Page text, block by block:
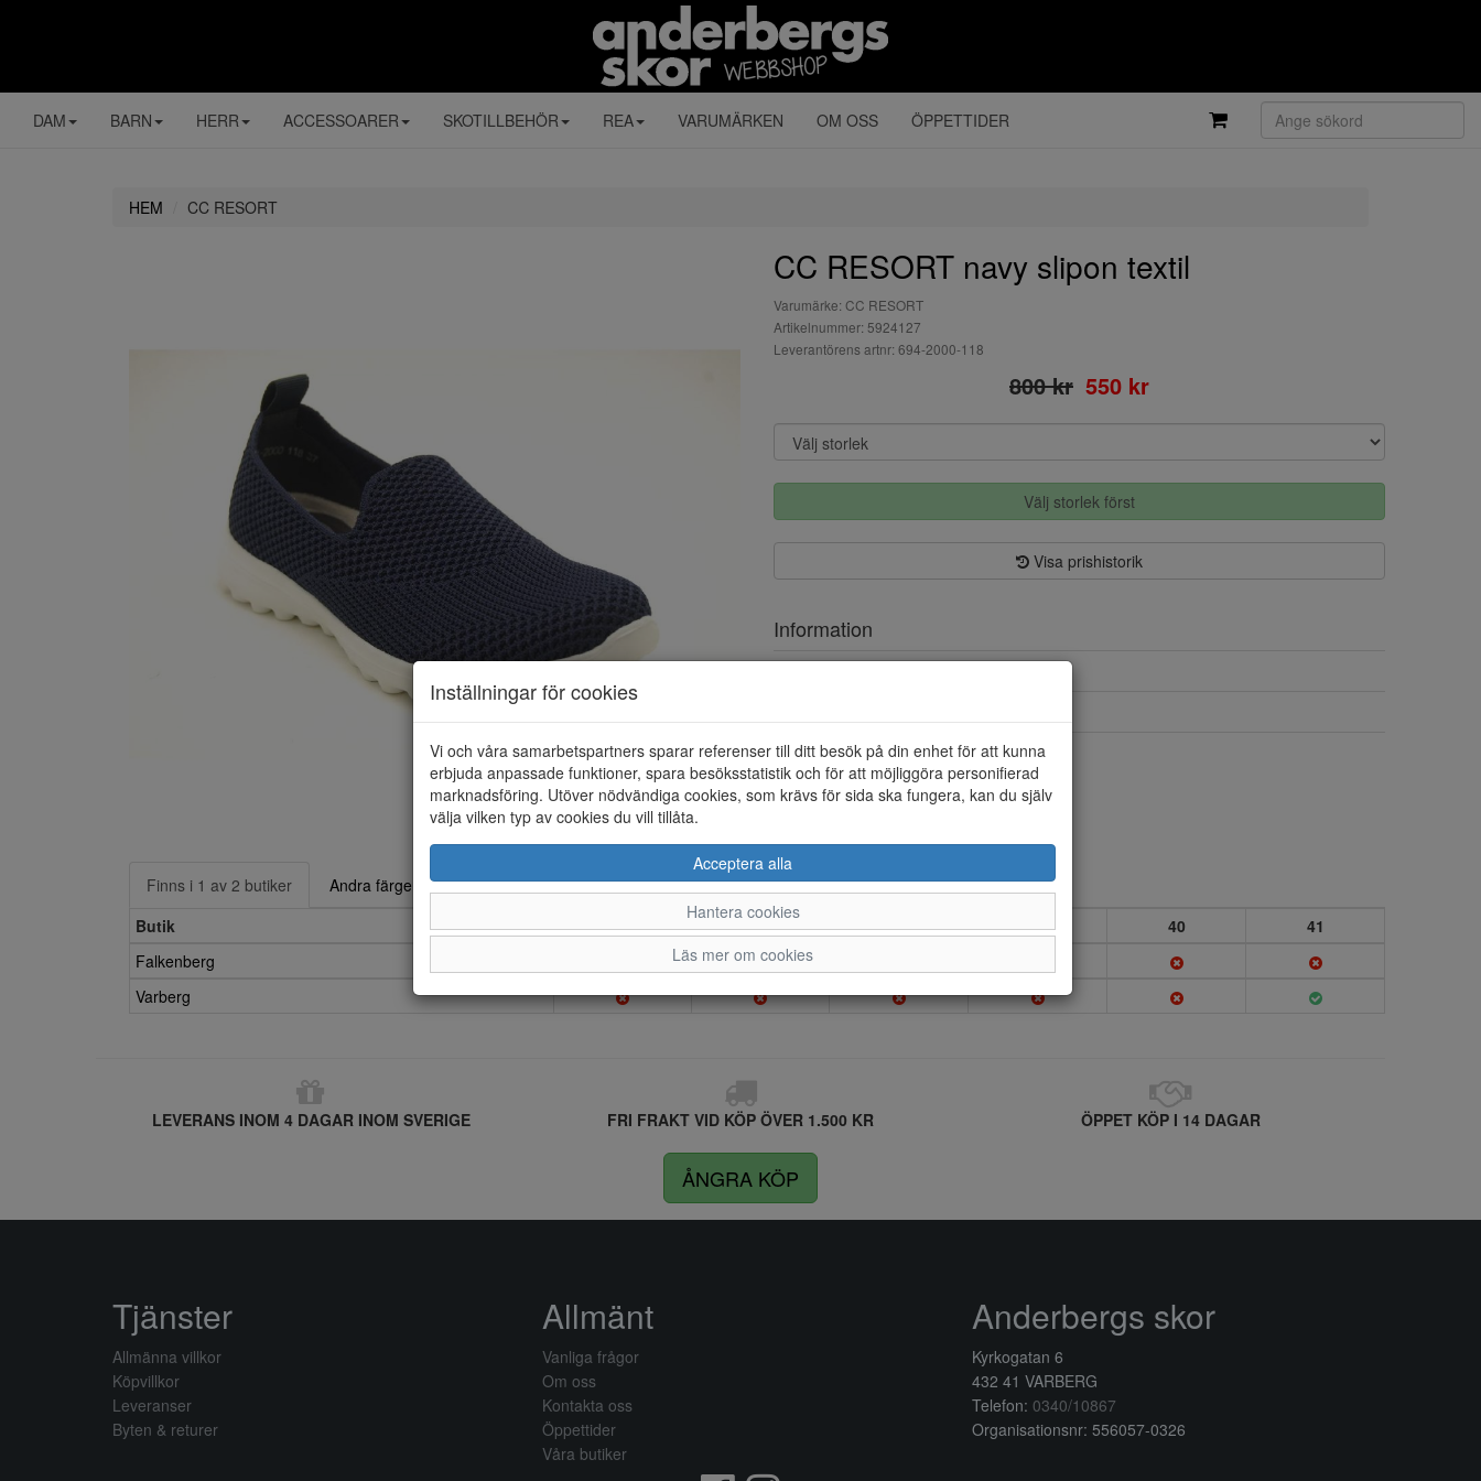
DAM BARN HERR ACCESSOARER SKOTILLBEHÖR REA VARUMÄRKEN OM OSS ÖPPETTIDER
HEM CC RESORT
CC RESORT navy slipon textil
Varumärke: CC RESORT
Artikelnummer: 5924127
Leverantörens artnr: 694-2000-118
800 kr 550 kr
Välj storlek först
Visa prishistorik
Information
Löstagbar innersula
Ja
Finns i 1 av 2 butiker
Andra färger
Butik
36 37 38 39 40
41
Falkenberg
Varberg
LEVERANS INOM 4 DAGAR INOM SVERIGE FRI FRAKT VID KÖP ÖVER 1.500 KR ÖPPET KÖP I 14 DAGAR
ÅNGRA KÖP
Inställningar för cookies
Vi och våra samarbetspartners sparar referenser till ditt besök på din enhet för att kunna
erbjuda anpassade funktioner, spara besöksstatistik och för att möjliggöra personifierad
marknadsföring. Utöver nödvändiga cookies, som krävs för sida ska fungera, kan du själv
välja vilken typ av cookies du vill tillåta.
Acceptera alla
Hantera cookies
Läs mer om cookies
Tjänster
Allmänna villkor
Köpvillkor
Leveranser
Byten & returer
Allmänt
Vanliga frågor
Om oss
Kontakta oss
Öppettider
Våra butiker
Anderbergs skor
Kyrkogatan 6
432 41 VARBERG
Telefon: 0340/10867
Organisationsnr: 556057-0326